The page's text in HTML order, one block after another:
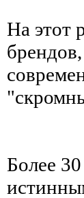
На этот
Более